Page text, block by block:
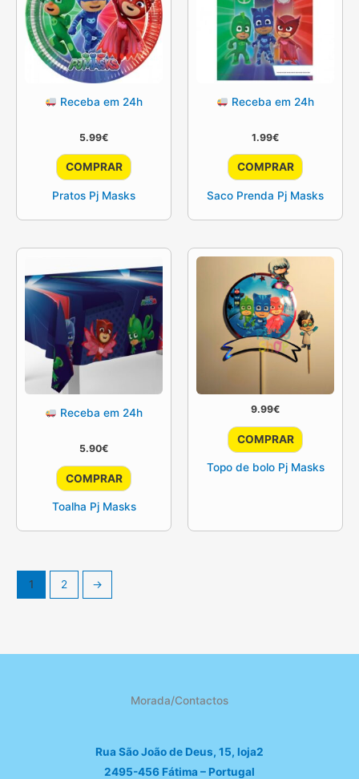
Receba em 24h
5.99€
COMPRAR
Pratos Pj Masks
Receba em 24h
1.99€
COMPRAR
Saco Prenda Pj Masks
Receba em 24h
5.90€
COMPRAR
Toalha Pj Masks
9.99€
COMPRAR
Topo de bolo Pj Masks
1 2 →
Morada/Contactos
Rua São João de Deus, 15, loja2
2495-456 Fátima – Portugal